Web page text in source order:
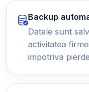
Backup
Datele sunt
activitatea
impotriva